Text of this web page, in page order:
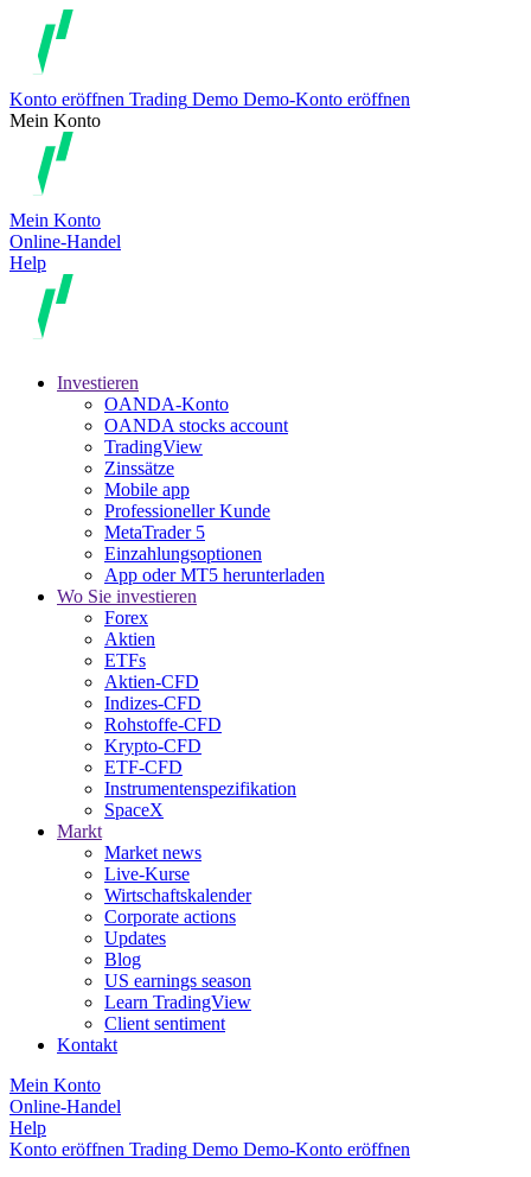
Konto eröffnen Trading Demo Demo-Konto eröffnen
Mein Konto
Mein Konto
Online-Handel
Help
Investieren
OANDA-Konto
OANDA stocks account
TradingView
Zinssätze
Mobile app
Professioneller Kunde
MetaTrader 5
Einzahlungsoptionen
App oder MT5 herunterladen
Wo Sie investieren
Forex
Aktien
ETFs
Aktien-CFD
Indizes-CFD
Rohstoffe-CFD
Krypto-CFD
ETF-CFD
Instrumentenspezifikation
SpaceX
Markt
Market news
Live-Kurse
Wirtschaftskalender
Corporate actions
Updates
Blog
US earnings season
Learn TradingView
Client sentiment
Kontakt
Mein Konto
Online-Handel
Help
Konto eröffnen Trading Demo Demo-Konto eröffnen